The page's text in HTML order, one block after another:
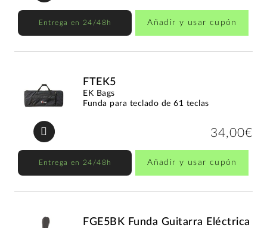
Entrega en 24/48h Añadir y usar cupón
FTEK5
EK Bags
Funda para teclado de 61 teclas
34,00€
Entrega en 24/48h Añadir y usar cupón
FGE5BK Funda Guitarra Eléctrica